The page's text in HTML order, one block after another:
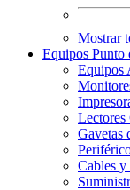
Mostrar
Equipos Punto
Equipos
Lectores
Gavetas
Cables